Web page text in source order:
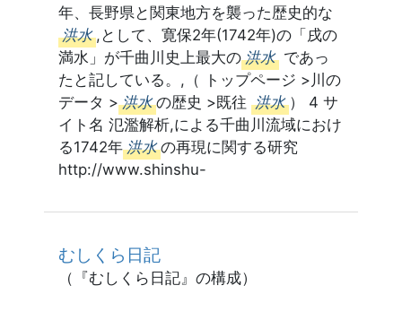
年、長野県と関東地方を襲った歴史的な
洪水 ,として、寛保2年(1742年)の「戌の
満水」が千曲川史上最大の 洪水 であっ
たと記している。,（ トップページ >川の
データ > 洪水 の歴史 >既往 洪水 ） 4 サ
イト名 氾濫解析,による千曲川流域におけ
る1742年 洪水 の再現に関する研究
http://www.shinshu-
むしくら日記
（『むしくら日記』の構成）